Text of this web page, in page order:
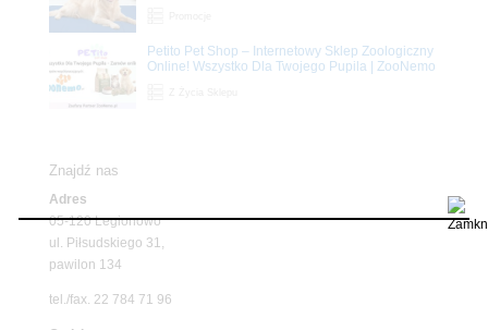
Petito Pet Shop – Internetowy Sklep Zoologiczny
Online! Wszystko Dla Twojego Pupila | ZooNemo
Znajdź nas
Adres
05-120 Legionowo
ul. Piłsudskiego 31,
pawilon 134
tel./fax. 22 784 71 96